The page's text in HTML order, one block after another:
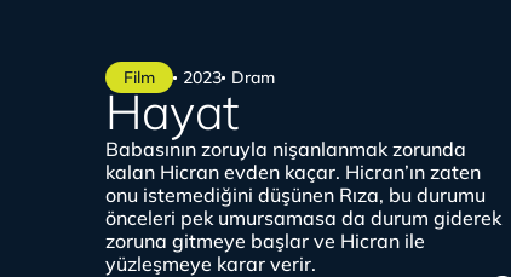
Film 2023 Dram
Hayat
Babasının zoruyla nişanlanmak zorunda
kalan Hicran evden kaçar. Hicran’ın zaten
onu istemediğini düşünen Rıza, bu durumu
önceleri pek umursamasa da durum giderek
zoruna gitmeye başlar ve Hicran ile
yüzleşmeye karar verir.